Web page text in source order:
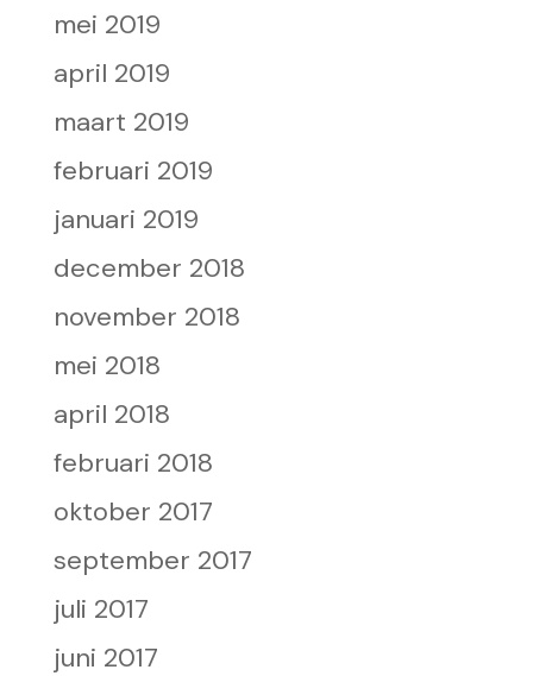
mei 2019
april 2019
maart 2019
februari 2019
januari 2019
december 2018
november 2018
mei 2018
april 2018
februari 2018
oktober 2017
september 2017
juli 2017
juni 2017